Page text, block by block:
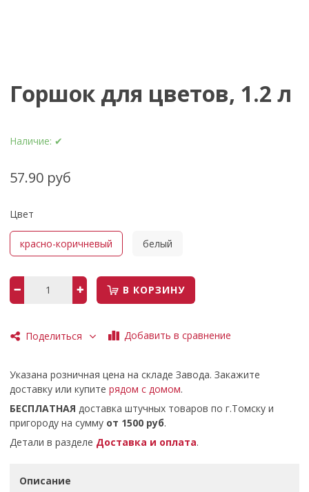
Горшок для цветов, 1.2 л
Наличие: ✔
57.90 руб
Цвет
красно-коричневый белый
В КОРЗИНУ
Поделиться Добавить в сравнение
Указана розничная цена на складе Завода. Закажите
доставку или купитерядом с домом.
БЕСПЛАТНАЯ доставка штучных товаров по г.Томску и
пригороду на сумму от 1500 руб.
Детали в разделе Доставка и оплата.
Описание